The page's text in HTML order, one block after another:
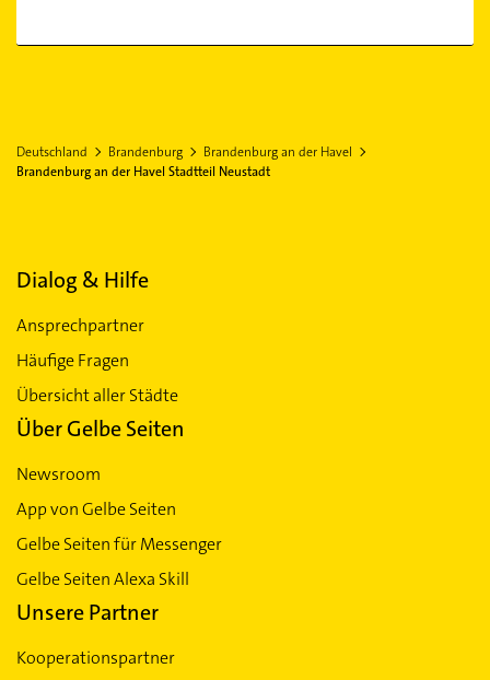
Deutschland Brandenburg
Brandenburg an der Havel
Brandenburg an der Havel Stadtteil Neustadt
Dialog & Hilfe
Ansprechpartner
Häufige Fragen
Übersicht aller Städte
Über Gelbe Seiten
Newsroom
App von Gelbe Seiten
Gelbe Seiten für Messenger
Gelbe Seiten Alexa Skill
Unsere Partner
Kooperationspartner